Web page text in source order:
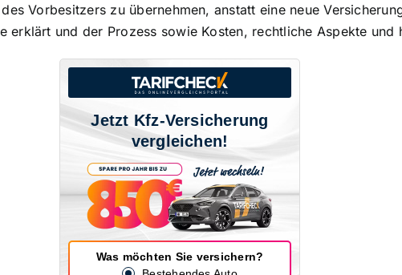
Vorbesitzers zu übernehmen, anstatt eine neue
erklärt und der Prozess sowie Kosten, rechtliche Aspekte und
Jetzt Kfz-Versicherung
vergleichen!
Was möchten Sie versichern?